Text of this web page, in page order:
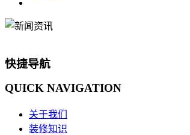
快捷导航
QUICK NAVIGATION
关于我们
装修知识